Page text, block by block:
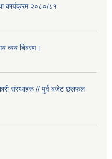
कार्यक्रम २०८०/८१
व्यय बिबरण।
संस्थाहरू // पुर्व बजेट छलफल